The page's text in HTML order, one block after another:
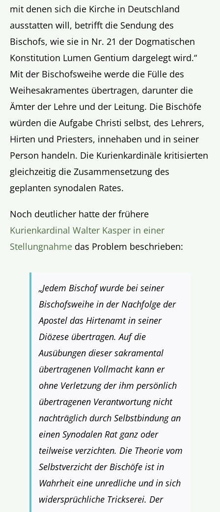
mit denen sich die Kirche in Deutschland
ausstatten will, betrifft die Sendung des
Bischofs, wie sie in Nr. 21 der Dogmatischen
Konstitution Lumen Gentium dargelegt wird.“
Mit der Bischofsweihe werde die Fülle des
Weihesakramentes übertragen, darunter die
Ämter der Lehre und der Leitung. Die Bischöfe
würden die Aufgabe Christi selbst, des Lehrers,
Hirten und Priesters, innehaben und in seiner
Person handeln. Die Kurienkardinäle kritisierten
gleichzeitig die Zusammensetzung des
geplanten synodalen Rates.
Noch deutlicher hatte der frühere
Kurienkardinal Walter Kasper in einer
Stellungnahme das Problem beschrieben:
„Jedem Bischof wurde bei seiner
Bischofsweihe in der Nachfolge der
Apostel das Hirtenamt in seiner
Diözese übertragen. Auf die
Ausübungen dieser sakramental
übertragenen Vollmacht kann er
ohne Verletzung der ihm persönlich
übertragenen Verantwortung nicht
nachträglich durch Selbstbindung an
einen Synodalen Rat ganz oder
teilweise verzichten. Die Theorie vom
Selbstverzicht der Bischöfe ist in
Wahrheit eine unredliche und in sich
widersprüchliche Trickserei. Der